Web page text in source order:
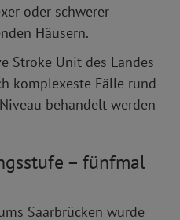
oder schwerer
Häusern.
Stroke Unit des Landes
komplexeste Fälle rund
behandelt werden
– fünfmal
Saarbrücken wurde